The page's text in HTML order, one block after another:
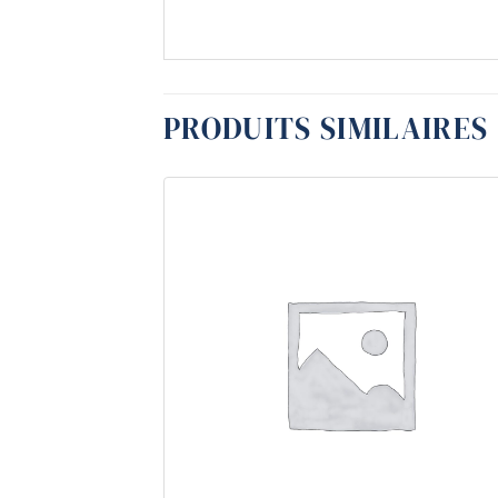
PRODUITS SIMILAIRES